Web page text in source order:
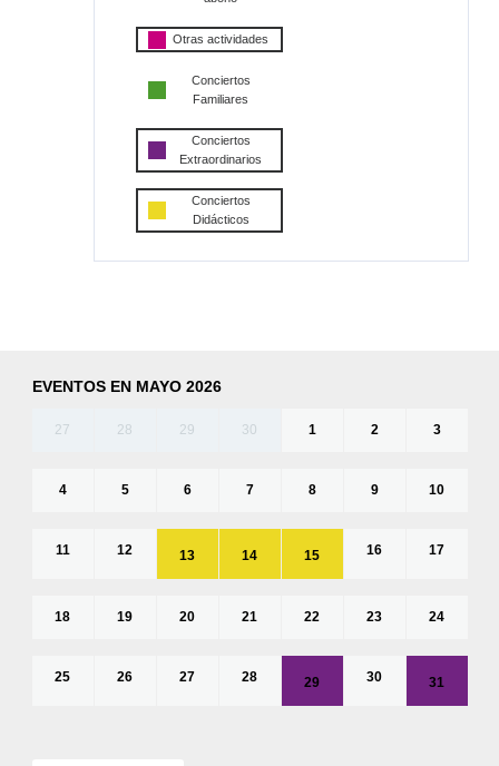
Otras actividades
Conciertos
Familiares
Conciertos
Extraordinarios
Conciertos
Didácticos
EVENTOS EN MAYO 2026
27 28 29 30 1 2 3
4 5 6 7 8 9 10
11 12 13 14 15 16 17
18 19 20 21 22 23 24
25 26 27 28 29 30 31